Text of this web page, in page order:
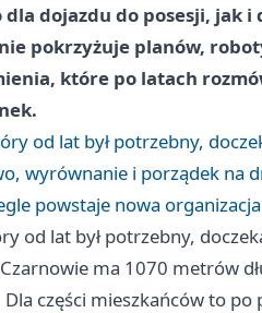
dojazdu do posesji, jak i
pokrzyżuje planów,
które po latach
od lat był potrzebny,
wyrównanie i porządek na
powstaje nowa
od lat był potrzebny,
ma 1070 metrów
Dla części mieszkańców to